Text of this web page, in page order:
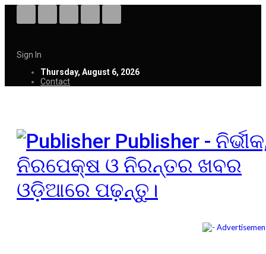
Sign In
Thursday, August 6, 2026
Contact
Publisher -
ନିରପେକ୍ଷ ଓ ନିରନ୍ତର ଖବର
ଓଡ଼ିଆରେ ପଢ଼ନ୍ତୁ।